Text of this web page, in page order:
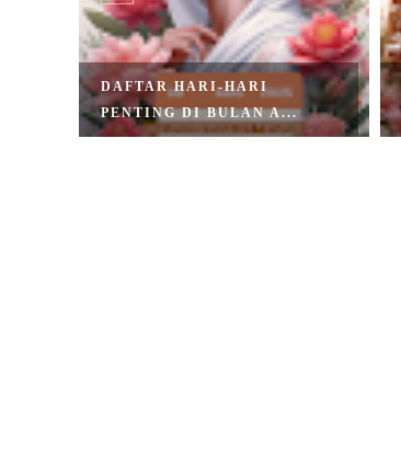
DAFTAR HARI-HARI
PENTING DI BULAN A...